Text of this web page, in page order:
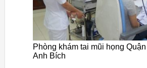
Phòng khám tai mũi họng
Anh Bích